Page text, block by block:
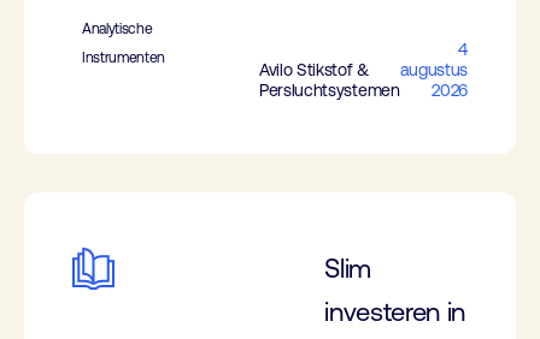
Analytische
Instrumenten
Avilo Stikstof &
Persluchtsystemen
4
augustus
2026
Slim
investeren in